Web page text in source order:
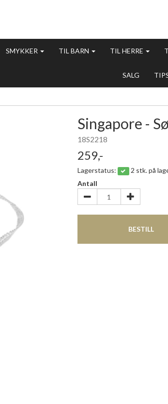
SMYKKER TIL BARN TIL HERRE
SALG
Singapore -
18S2218
259,-
Lagerstatus:
2 stk. på
Antall
BESTILL